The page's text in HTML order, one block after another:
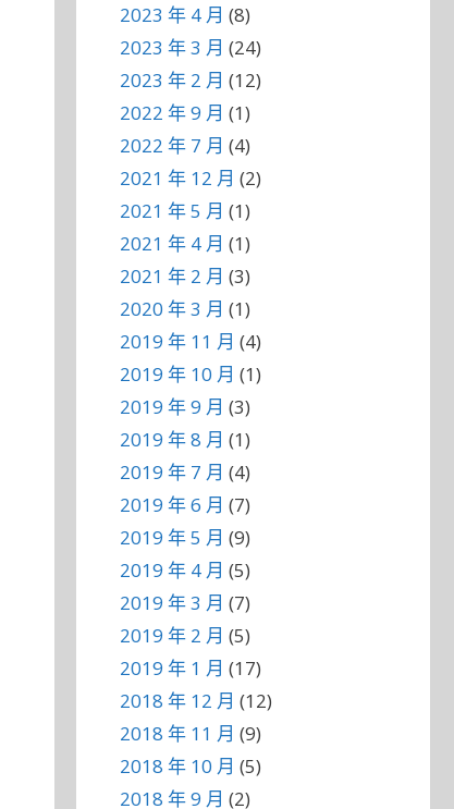
2023 年 4 月 (8)
2023 年 3 月 (24)
2023 年 2 月 (12)
2022 年 9 月 (1)
2022 年 7 月 (4)
2021 年 12 月 (2)
2021 年 5 月 (1)
2021 年 4 月 (1)
2021 年 2 月 (3)
2020 年 3 月 (1)
2019 年 11 月 (4)
2019 年 10 月 (1)
2019 年 9 月 (3)
2019 年 8 月 (1)
2019 年 7 月 (4)
2019 年 6 月 (7)
2019 年 5 月 (9)
2019 年 4 月 (5)
2019 年 3 月 (7)
2019 年 2 月 (5)
2019 年 1 月 (17)
2018 年 12 月 (12)
2018 年 11 月 (9)
2018 年 10 月 (5)
2018 年 9 月 (2)